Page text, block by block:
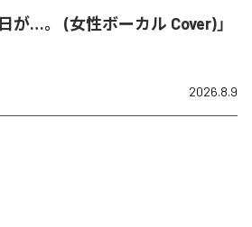
が…。 (女性ボーカル Cover)」
2026.8.9